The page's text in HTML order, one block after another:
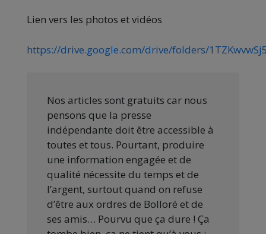
Lien vers les photos et vidéos
https://drive.google.com/drive/folders/
Nos articles sont gratuits car nous
pensons que la presse
indépendante doit être accessible à
toutes et tous. Pourtant, produire
une information engagée et de
qualité nécessite du temps et de
l’argent, surtout quand on refuse
d’être aux ordres de Bolloré et de
ses amis… Pourvu que ça dure ! Ça